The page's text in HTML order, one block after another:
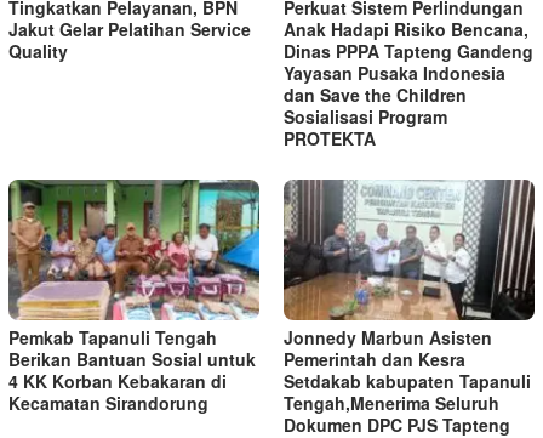
Tingkatkan Pelayanan, BPN
Jakut Gelar Pelatihan Service
Quality
Perkuat Sistem Perlindungan
Anak Hadapi Risiko Bencana,
Dinas PPPA Tapteng Gandeng
Yayasan Pusaka Indonesia
dan Save the Children
Sosialisasi Program
PROTEKTA
Pemkab Tapanuli Tengah
Berikan Bantuan Sosial untuk
4 KK Korban Kebakaran di
Kecamatan Sirandorung
Jonnedy Marbun Asisten
Pemerintah dan Kesra
Setdakab kabupaten Tapanuli
Tengah,Menerima Seluruh
Dokumen DPC PJS Tapteng